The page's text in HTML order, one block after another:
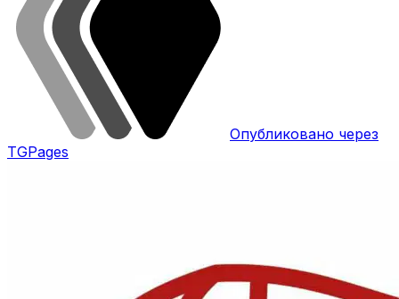
Опубликовано через
TGPages